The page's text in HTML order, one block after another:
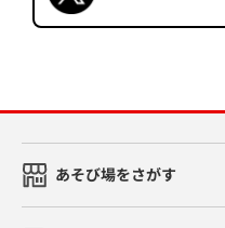
あそび場をさがす